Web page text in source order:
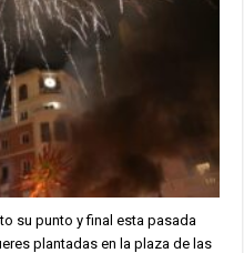
su punto y final esta pasada
plantadas en la plaza de las